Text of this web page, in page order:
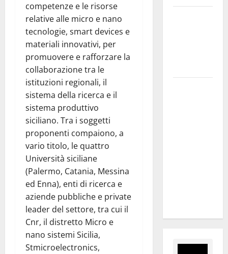
competenze e le risorse
relative alle micro e nano
tecnologie, smart devices e
materiali innovativi, per
promuovere e rafforzare la
collaborazione tra le
istituzioni regionali, il
sistema della ricerca e il
sistema produttivo
siciliano. Tra i soggetti
proponenti compaiono, a
vario titolo, le quattro
Università siciliane
(Palermo, Catania, Messina
ed Enna), enti di ricerca e
aziende pubbliche e private
leader del settore, tra cui il
Cnr, il distretto Micro e
nano sistemi Sicilia,
Stmicroelectronics,